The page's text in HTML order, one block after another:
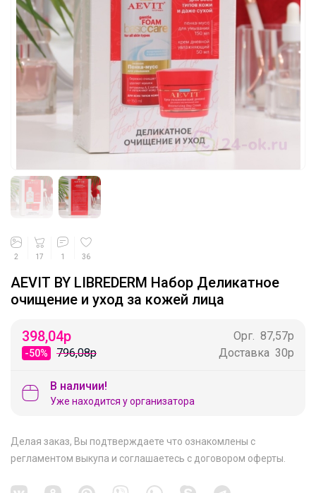
2 17 1 36
AEVIT BY LIBREDERM Набор Деликатное
очищение и уход за кожей лица
398,04р
-50% 796,08р
Орг. 87,57р
Доставка 30р
В наличии!
Уже находится у организатора
Делая заказ, Вы подтверждаете что ознакомлены с
регламентом выкупа и соглашаетесь с договором оферты